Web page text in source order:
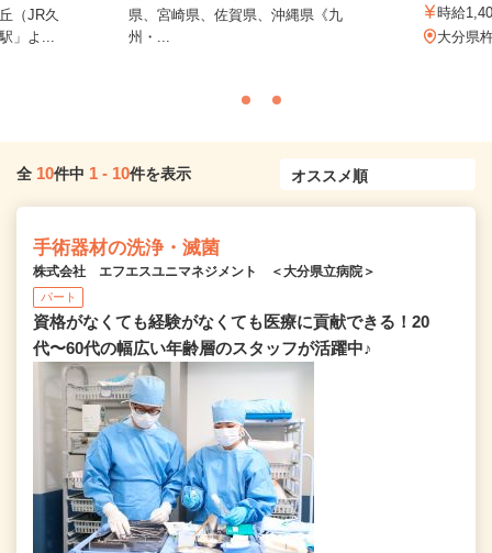
（JR久
」よ...
県、宮崎県、佐賀県、沖縄県《九
州・...
時給
大分県
全 10件中 1 - 10件を表示
手術器材の洗浄・滅菌
株式会社 エフエスユニマネジメント ＜大分県立病院＞
パート
資格がなくても経験がなくても医療に貢献できる！20
代〜60代の幅広い年齢層のスタッフが活躍中♪